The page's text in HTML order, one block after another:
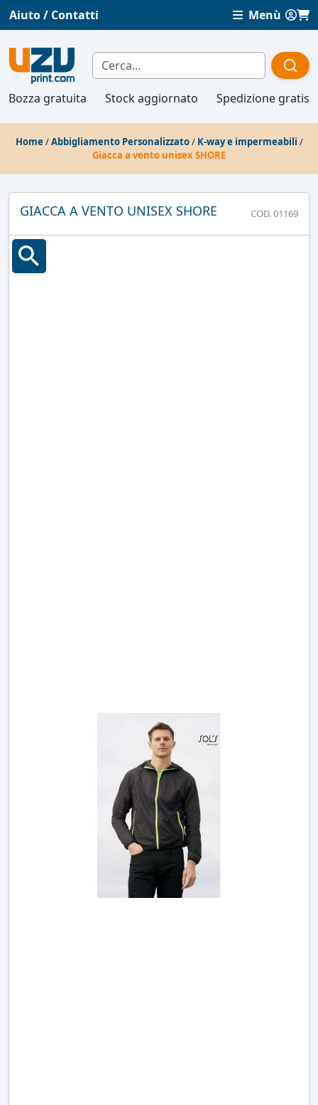
Aiuto / Contatti Menù
Bozza gratuita Stock aggiornato Spedizione gratis
Home /Abbigliamento Personalizzato/ K-way e impermeabili /
Giacca a vento unisex SHORE
GIACCA A VENTO UNISEX SHORE COD. 01169